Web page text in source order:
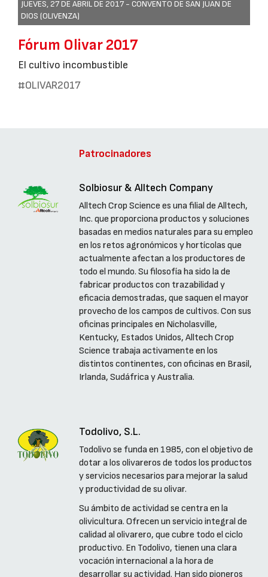
JUEVES, 27 DE ABRIL DE 2017 - CONVENTO DE SAN JUAN DE
DIOS (OLIVENZA)
Fórum Olivar 2017
El cultivo incombustible
#OLIVAR2017
Patrocinadores
Solbiosur & Alltech Company
Alltech Crop Science es una filial de Alltech,
Inc. que proporciona productos y soluciones
basadas en medios naturales para su empleo
en los retos agronómicos y hortícolas que
actualmente afectan a los productores de
todo el mundo. Su filosofía ha sido la de
fabricar productos con trazabilidad y
eficacia demostradas, que saquen el mayor
provecho de los campos de cultivos. Con sus
oficinas principales en Nicholasville,
Kentucky, Estados Unidos, Alltech Crop
Science trabaja activamente en los
distintos continentes, con oficinas en Brasil,
Irlanda, Sudáfrica y Australia.
Todolivo, S.L.
Todolivo se funda en 1985, con el objetivo de
dotar a los olivareros de todos los productos
y servicios necesarios para mejorar la salud
y productividad de su olivar.
Su ámbito de actividad se centra en la
olivicultura. Ofrecen un servicio integral de
calidad al olivarero, que cubre todo el ciclo
productivo. En Todolivo, tienen una clara
vocación internacional a la hora de
desarrollar su actividad. Han sido pioneros